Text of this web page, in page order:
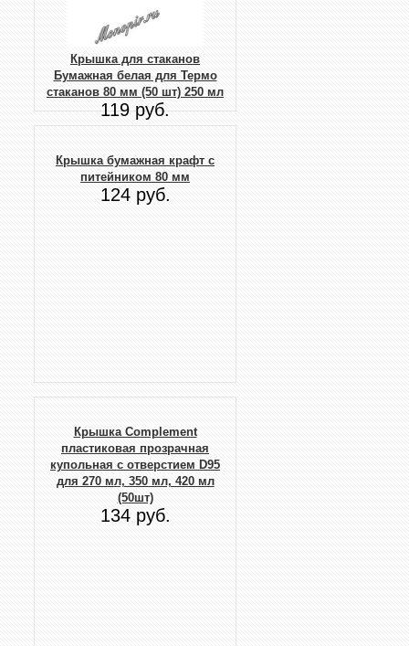
Крышка для стаканов
Бумажная белая для Термо
стаканов 80 мм (50 шт) 250 мл
119 руб.
Крышка бумажная крафт с
питейником 80 мм
124 руб.
Крышка Complement
пластиковая прозрачная
купольная с отверстием D95
для 270 мл, 350 мл, 420 мл
(50шт)
134 руб.